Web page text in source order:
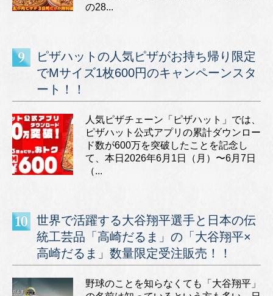
の28...
ピザハットの人気ピザがお持ち帰り限定
でMサイズ1枚600円のキャンペーンスタ
ート！！
人気ピザチェーン「ピザハット」では、
ピザハット公式アプリの累計ダウンロー
ド数が600万を突破したことを記念し
て、本日2026年6月1日（月）〜6月7日
（...
世界で活躍する大谷翔平選手と日本の伝
統工芸品「高崎だるま」の「大谷翔平×
高崎だるま」数量限定受注販売！！
野球のことを知らなくても「大谷翔平」